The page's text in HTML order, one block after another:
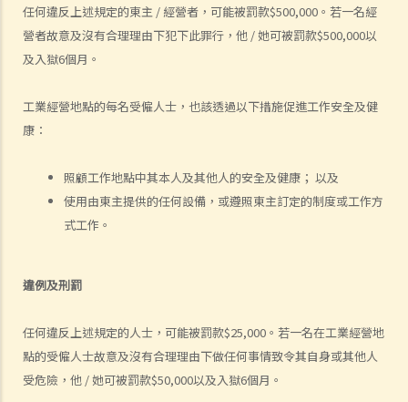
任何違反上述規定的東主 / 經營者，可能被罰款$500,000。若一名經
營者故意及沒有合理理由下犯下此罪行，他 / 她可被罰款$500,000以
及入獄6個月。
工業經營地點的每名受僱人士，也該透過以下措施促進工作安全及健
康：
照顧工作地點中其本人及其他人的安全及健康； 以及
使用由東主提供的任何設備，或遵照東主訂定的制度或工作方
式工作。
違例及刑罰
任何違反上述規定的人士，可能被罰款$25,000。若一名在工業經營地
點的受僱人士故意及沒有合理理由下做任何事情致令其自身或其他人
受危險，他 / 她可被罰款$50,000以及入獄6個月。
（或部分）薪金？
5. 假如僱主面臨破產 / 清盤，我可以從哪處獲得協助？
6. 如果我上班遲到，我的僱主可以扣除我的工資嗎？
嗎？
8. 建築及營造行業的總承判商有沒有責任支付次承判商的僱員的工資？
10. 僱主是否必須發放年終雙糧或花紅給僱員？
11. 如何計算年終酬金？我可於何時收取有關的款項？
1. 推定終止僱傭合約
1. 繳付終止合約款項之時限
2. 發出通知終止合約
2. 違例及刑罰